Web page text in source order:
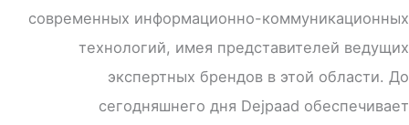
современных информационно-коммуникационных
технологий, имея представителей ведущих
экспертных брендов в этой области. До
сегодняшнего дня Dejpaad обеспечивает